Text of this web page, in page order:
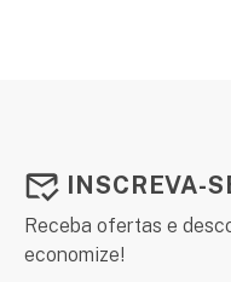
INSCREVA-
Receba ofertas e
economize!